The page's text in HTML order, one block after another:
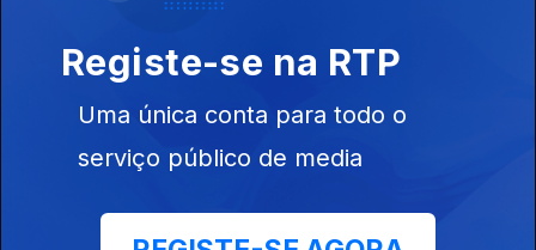
16 jun. 2026
Dia da Criança
15 jun. 2026
Registe-se na RTP
Uma única conta para todo o
serviço público de media